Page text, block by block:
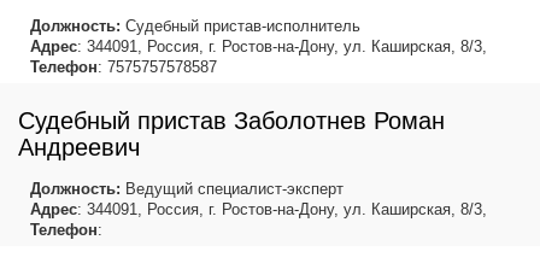
Должность: Судебный пристав-исполнитель
Адрес: 344091, Россия, г. Ростов-на-Дону, ул. Каширская, 8/3,
Телефон: 7575757578587
Судебный пристав Заболотнев Роман
Андреевич
Должность: Ведущий специалист-эксперт
Адрес: 344091, Россия, г. Ростов-на-Дону, ул. Каширская, 8/3,
Телефон: